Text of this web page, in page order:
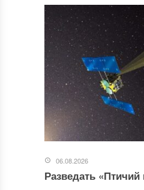
06.08.2026
Разведать «Птичий